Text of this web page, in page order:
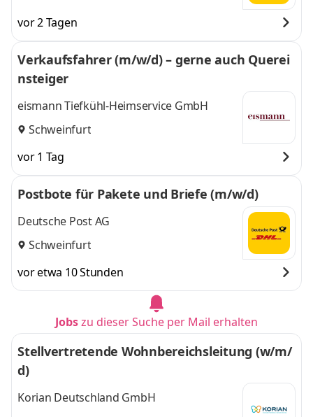
vor 2 Tagen
Verkaufsfahrer (m/w/d) – gerne auch Querei
nsteiger
eismann Tiefkühl-Heimservice GmbH
Schweinfurt
vor 1 Tag
Postbote für Pakete und Briefe (m/w/d)
Deutsche Post AG
Schweinfurt
vor etwa 10 Stunden
Jobszu dieser Suche per Mail erhalten
Stellvertretende Wohnbereichsleitung (w/m/
d)
Korian Deutschland GmbH